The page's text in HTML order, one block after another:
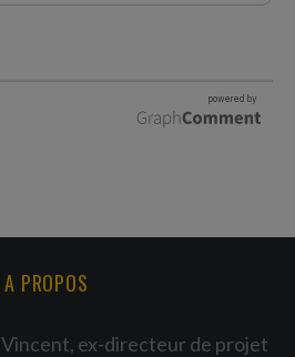
A PROPOS
Vincent, ex-directeur de projet